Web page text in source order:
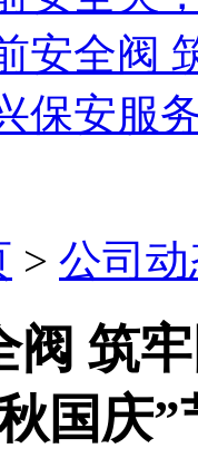
安全阀
保安服
> 公司
阀 筑
国庆